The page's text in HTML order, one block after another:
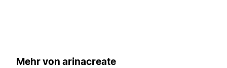
Mehr von arinacreate